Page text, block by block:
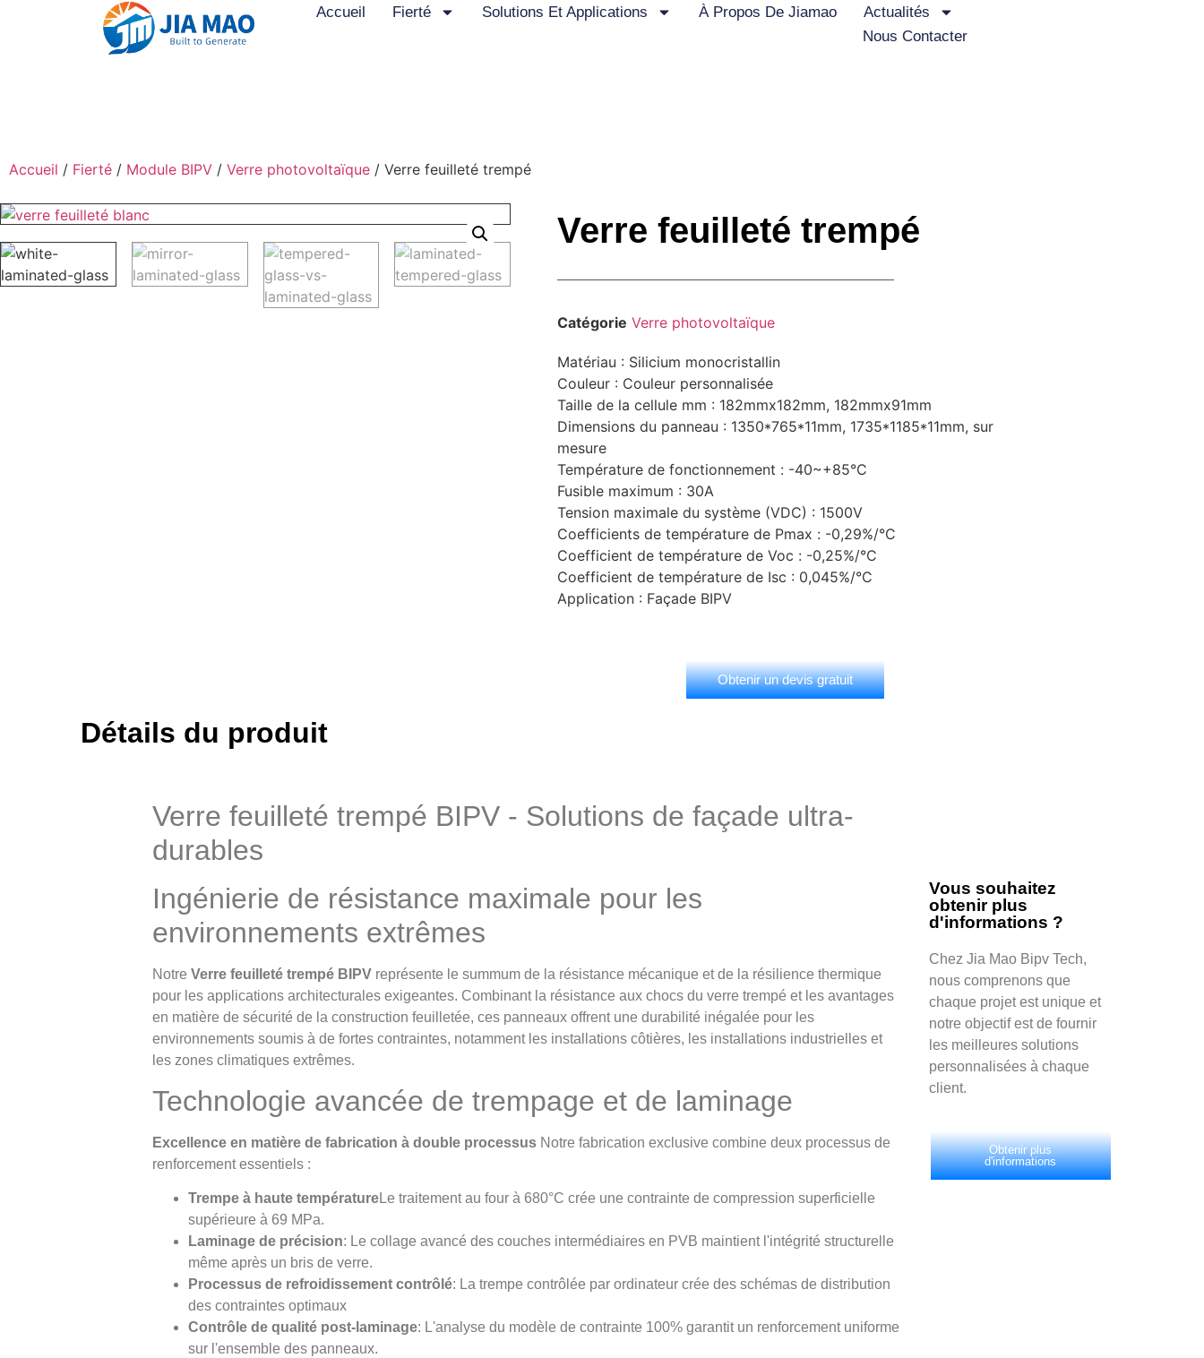
Accueil Fierté Solutions Et Applications À Propos De Jiamao
Actualités
Nous Contacter
Accueil / Fierté / Module BIPV / Verre photovoltaïque / Verre feuilleté trempé
Verre feuilleté trempé
Catégorie Verre photovoltaïque
Matériau : Silicium monocristallin
Couleur : Couleur personnalisée
Taille de la cellule mm : 182mmx182mm, 182mmx91mm
Dimensions du panneau : 1350*765*11mm, 1735*1185*11mm, sur
mesure
Température de fonctionnement : -40~+85°C
Fusible maximum : 30A
Tension maximale du système (VDC) : 1500V
Coefficients de température de Pmax : -0,29%/°C
Coefficient de température de Voc : -0,25%/°C
Coefficient de température de Isc : 0,045%/°C
Application : Façade BIPV
Obtenir un devis gratuit
Détails du produit
Verre feuilleté trempé BIPV - Solutions de façade ultra-
durables
Ingénierie de résistance maximale pour les
environnements extrêmes
Notre Verre feuilleté trempé BIPV représente le summum de la résistance mécanique et de la résilience thermique
pour les applications architecturales exigeantes. Combinant la résistance aux chocs du verre trempé et les avantages
en matière de sécurité de la construction feuilletée, ces panneaux offrent une durabilité inégalée pour les
environnements soumis à de fortes contraintes, notamment les installations côtières, les installations industrielles et
les zones climatiques extrêmes.
Technologie avancée de trempage et de laminage
Excellence en matière de fabrication à double processus Notre fabrication exclusive combine deux processus de
renforcement essentiels :
Trempe à haute températureLe traitement au four à 680°C crée une contrainte de compression superficielle
supérieure à 69 MPa.
Laminage de précision: Le collage avancé des couches intermédiaires en PVB maintient l'intégrité structurelle
même après un bris de verre.
Processus de refroidissement contrôlé: La trempe contrôlée par ordinateur crée des schémas de distribution
des contraintes optimaux
Contrôle de qualité post-laminage: L'analyse du modèle de contrainte 100% garantit un renforcement uniforme
sur l'ensemble des panneaux.
Vous souhaitez
obtenir plus
d'informations ?
Chez Jia Mao Bipv Tech,
nous comprenons que
chaque projet est unique et
notre objectif est de fournir
les meilleures solutions
personnalisées à chaque
client.
Obtenir plus
d'informations